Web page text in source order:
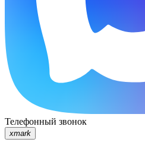
Телефонный звонок
xmark